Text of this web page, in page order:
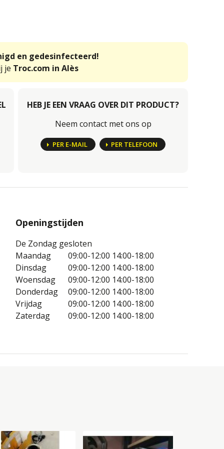
en gedesinfecteerd!
je Troc.com in Alès
HEB JE EEN VRAAG OVER DIT PRODUCT?
Neem contact met ons op
PER E-MAIL PER TELEFOON
Openingstijden
De Zondag gesloten
Maandag
09:00-12:00 14:00-18:00
Dinsdag
09:00-12:00 14:00-18:00
Woensdag
09:00-12:00 14:00-18:00
Donderdag
09:00-12:00 14:00-18:00
Vrijdag
09:00-12:00 14:00-18:00
Zaterdag
09:00-12:00 14:00-18:00